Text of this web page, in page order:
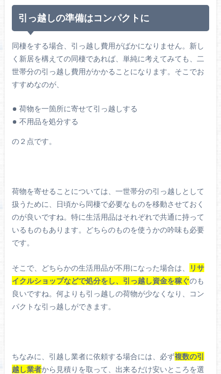
引っ越しの準備はコンパクトに
同棲をする場合、引っ越し費用がばかになりません。新し
く新居を構えての同棲であれば、単純に考えてみても、二
世帯分の引っ越し費用がかかることになります。そこでお
すすめなのが、
荷物を一箇所に寄せて引っ越しする
不用品を処分する
の２点です。
荷物を寄せることについては、一世帯分の引っ越しとして
扱うために、日頃から同棲で必要なものを移動させておく
のが良いですね。特に生活用品はそれぞれで共通に持って
いるものもあります。どちらのものを使うかの吟味も必要
です。
そこで、どちらかの生活用品が不用になった場合は、
リサ
イクルショップなどで処分をし、引っ越し資金を稼ぐのも
良いですね。何よりも引っ越しの荷物が少なくなり、コン
パクトな引っ越しができます。
ちなみに、引越し業者に依頼する場合には、必ず複数の引
越し業者から見積りを取って、出来るだけ安いところを選